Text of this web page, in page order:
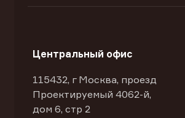
Центральный офис
115432, г Москва, проезд
Проектируемый 4062-й,
дом 6, стр 2